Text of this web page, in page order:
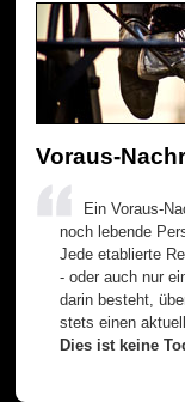
Voraus-
Ein Voraus-
noch lebende
Jede etablierte
- oder auch nur
darin besteht,
stets einen
Dies ist keine